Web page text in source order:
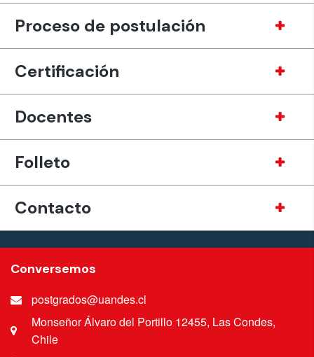
Proceso de postulación
Certificación
Docentes
Folleto
Contacto
Conversemos
postgrados@uandes.cl
Monseñor Álvaro del Portillo 12455, Las Condes,
Chile